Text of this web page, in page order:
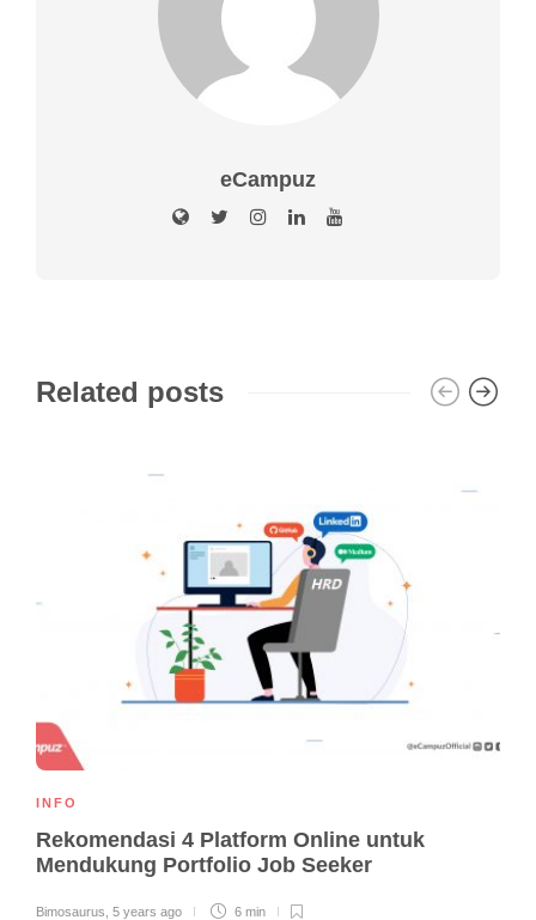
eCampuz
Related posts
INFO
Rekomendasi 4 Platform Online untuk
Mendukung Portfolio Job Seeker
Bimosaurus 5 years ago 6 min